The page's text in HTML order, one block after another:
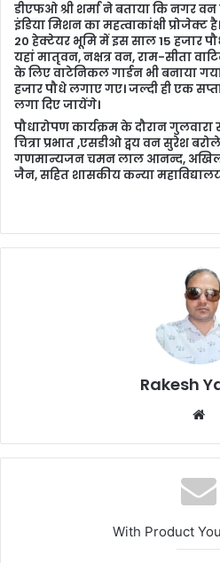
डीएफओ श्री शर्मा ने बताया कि नगर
इंडिया मिशन का महत्वाकांक्षी
20 हेक्टेयर भूमि में इस साल 15 हजार
यहां मातृवन, नक्षत्र वन, राम-सीता
के लिए वाटेनिकल गार्डन भी बनाया
हजार पौधे लगाए गए। जल्दी ही एक
लगा दिए जायेंगे।
पौधारोपण कार्यक्रम के दौरान गुलवारा
चित्रा प्रभात ,एसडीओ द्वय वन सुरेश
गणमान्यजन चमन लाल आनन्द, अखिल
जैन, सहित शासकीय कन्या
Rakesh
b
s
i
e
With Product